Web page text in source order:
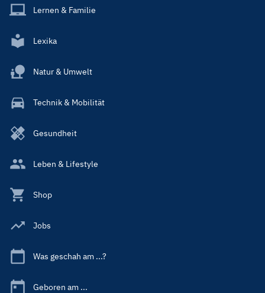
Lernen & Familie
Lexika
Natur & Umwelt
Technik & Mobilität
Gesundheit
Leben & Lifestyle
Shop
Jobs
Was geschah am ...?
Geboren am ...